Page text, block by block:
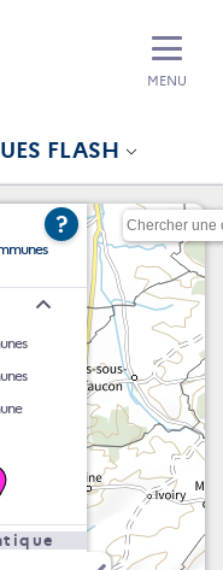
FLASH
MENU
?